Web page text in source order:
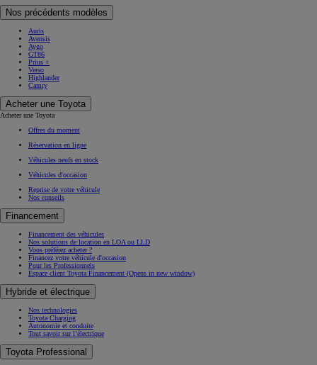
Nos précédents modèles
Auris
Avensis
Aygo
GT86
Prius +
Verso
Highlander
Camry
Acheter une Toyota
Acheter une Toyota
Offres du moment
Réservation en ligne
Véhicules neufs en stock
Véhicules d'occasion
Reprise de votre véhicule
Nos conseils
Financement
Financement des véhicules
Nos solutions de location en LOA ou LLD
Vous préférez acheter ?
Financez votre véhicule d'occasion
Pour les Professionnels
Espace client Toyota Financement (Opens in new window)
Hybride et électrique
Nos technologies
Toyota Charging
Autonomie et conduite
Tout savoir sur l’électrique
Toyota Professional